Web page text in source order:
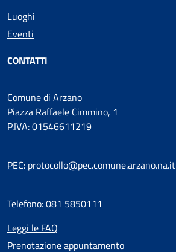
Luoghi
Eventi
CONTATTI
Comune di Arzano
Piazza Raffaele Cimmino, 1
P.IVA: 01546611219
PEC: protocollo@pec.comune.arzano.na.it
Telefono: 081 5850111
Leggi le FAQ
Prenotazione appuntamento